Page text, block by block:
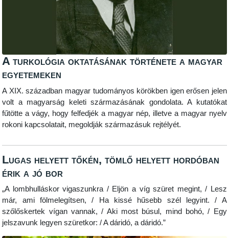
A turkológia oktatásának története a magyar
egyetemeken
A XIX. században magyar tudományos körökben igen erősen jelen
volt a magyarság keleti származásának gondolata. A kutatókat
fűtötte a vágy, hogy felfedjék a magyar nép, illetve a magyar nyelv
rokoni kapcsolatait, megoldják származásuk rejtélyét.
Lugas helyett tőkén, tömlő helyett hordóban
érik a jó bor
„A lombhulláskor vigaszunkra / Eljön a víg szüret megint, / Lesz
már, ami fölmelegítsen, / Ha kissé hűsebb szél legyint. / A
szőlőskertek vígan vannak, / Aki most búsul, mind bohó, / Egy
jelszavunk legyen szüretkor: / A dáridó, a dáridó.”